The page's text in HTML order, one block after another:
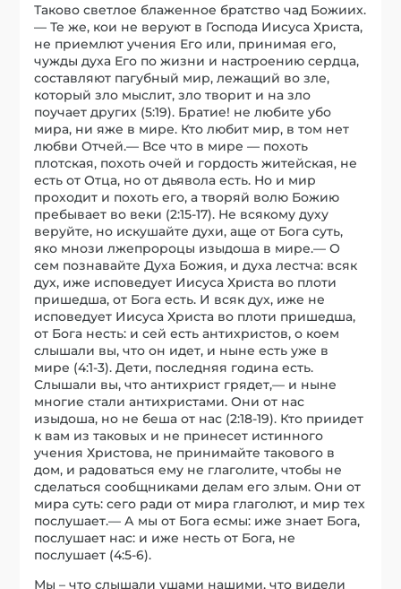
Таково светлое блаженное братство чад Божиих.
— Те же, кои не веруют в Господа Иисуса Христа,
не приемлют учения Его или, принимая его,
чужды духа Его по жизни и настроению сердца,
составляют пагубный мир, лежащий во зле,
который зло мыслит, зло творит и на зло
поучает других (5:19). Братие! не любите убо
мира, ни яже в мире. Кто любит мир, в том нет
любви Отчей.— Все что в мире — похоть
плотская, похоть очей и гордость житейская, не
есть от Отца, но от дьявола есть. Но и мир
проходит и похоть его, а творяй волю Божию
пребывает во веки (2:15-17). Не всякому духу
веруйте, но искушайте духи, аще от Бога суть,
яко мнози лжепророцы изыдоша в мире.— О
сем познавайте Духа Божия, и духа лестча: всяк
дух, иже исповедует Иисуса Христа во плоти
пришедша, от Бога есть. И всяк дух, иже не
исповедует Иисуса Христа во плоти пришедша,
от Бога несть: и сей есть антихристов, о коем
слышали вы, что он идет, и ныне есть уже в
мире (4:1-3). Дети, последняя година есть.
Слышали вы, что антихрист грядет,— и ныне
многие стали антихристами. Они от нас
изыдоша, но не беша от нас (2:18-19). Кто приидет
к вам из таковых и не принесет истинного
учения Христова, не принимайте такового в
дом, и радоваться ему не глаголите, чтобы не
сделаться сообщниками делам его злым. Они от
мира суть: сего ради от мира глаголют, и мир тех
послушает.— А мы от Бога есмы: иже знает Бога,
послушает нас: и иже несть от Бога, не
послушает (4:5-6).
Мы – что слышали ушами нашими, что видели